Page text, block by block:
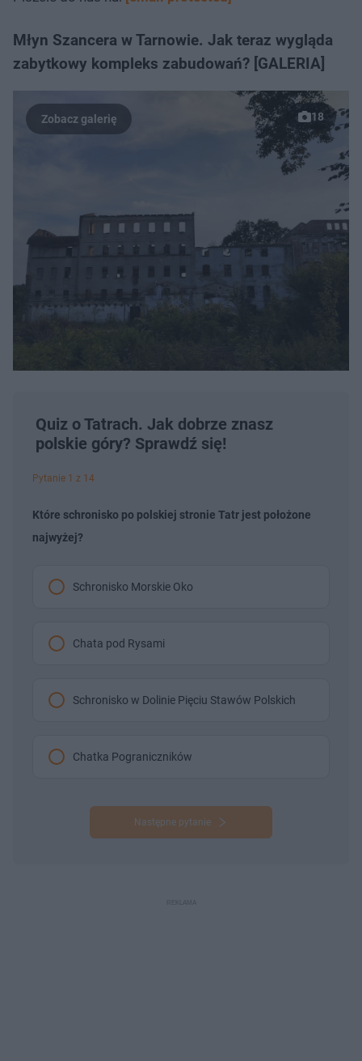
Młyn Szancera w Tarnowie. Jak teraz wygląda
zabytkowy kompleks zabudowań? [GALERIA]
18
Quiz o Tatrach. Jak dobrze znasz
polskie góry? Sprawdź się!
Pytanie 1 z 14
Które schronisko po polskiej stronie Tatr jest położone
najwyżej?
Schronisko Morskie Oko
Chata pod Rysami
Schronisko w Dolinie Pięciu Stawów Polskich
Chatka Pograniczników
Następne pytanie